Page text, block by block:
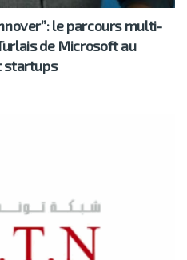
le parcours multi-
de Microsoft au
startups